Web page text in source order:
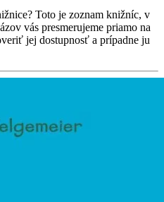
Toto je zoznam knižníc, v
vás presmerujeme priamo na
jej dostupnosť a prípadne ju